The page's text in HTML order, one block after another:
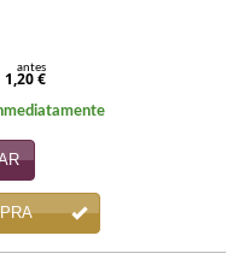
antes
1,20 €